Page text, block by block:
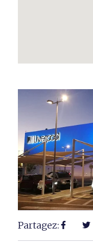
Partagez: